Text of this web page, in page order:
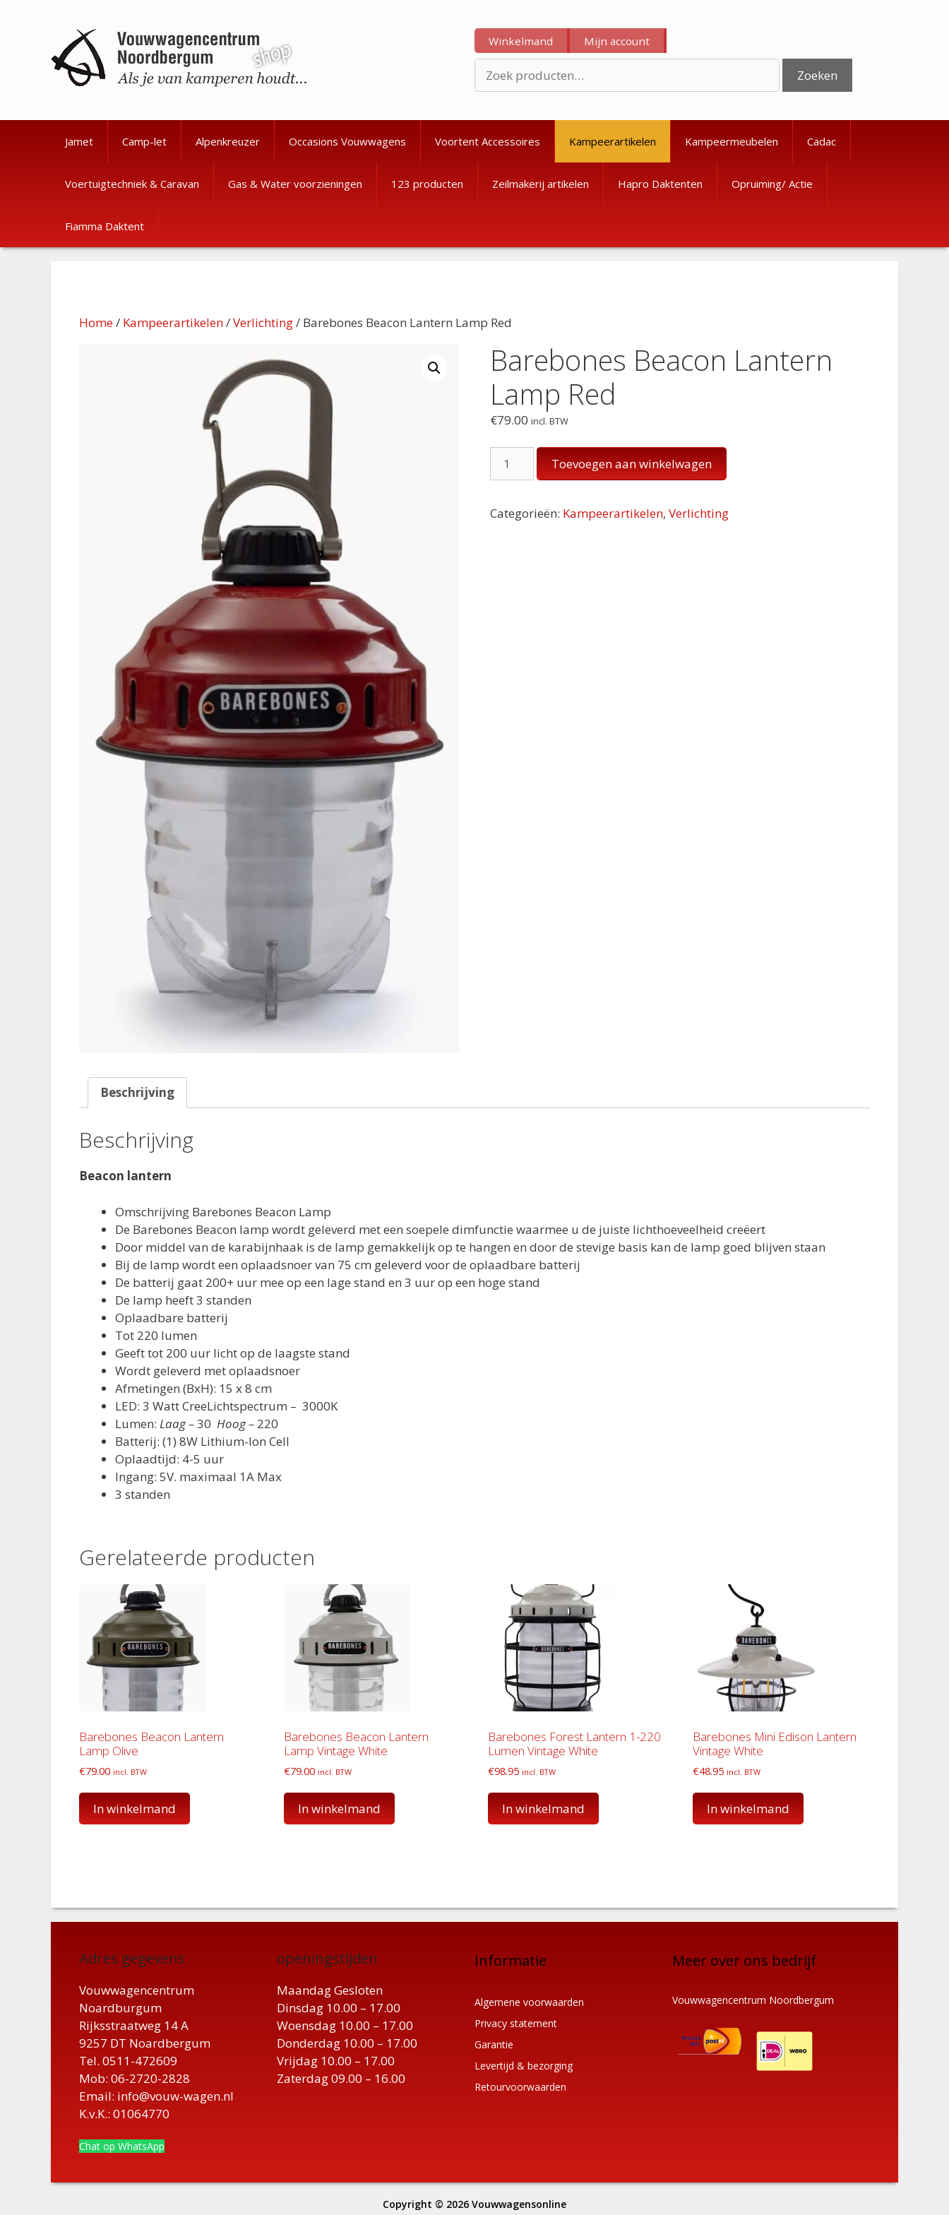
Winkelmand Mijn account
naar:
Zoeken
Jamet Camp-let Alpenkreuzer Occasions Vouwwagens Voortent Accessoires Kampeerartikelen Kampeermeubelen Cadac
Voertuigtechniek & Caravan Gas & Water voorzieningen 123 producten Zeilmakerij artikelen Hapro Daktenten Opruiming/ Actie
Fiamma Daktent
Home/ Kampeerartikelen/Verlichting/ Barebones Beacon Lantern Lamp Red
Barebones Beacon Lantern
Lamp Red
€79.00 incl. BTW
Barebones
Beacon
Lamp
Toevoegen aan winkelwagen
Categorieën: Kampeerartikelen,Verlichting
Beschrijving
Beschrijving
Beacon lantern
Omschrijving Barebones Beacon Lamp
De Barebones Beacon lamp wordt geleverd met een soepele dimfunctie waarmee u de juiste lichthoeveelheid creëert
Door middel van de karabijnhaak is de lamp gemakkelijk op te hangen en door de stevige basis kan de lamp goed blijven staan
Bij de lamp wordt een oplaadsnoer van 75 cm geleverd voor de oplaadbare batterij
De batterij gaat 200+ uur mee op een lage stand en 3 uur op een hoge stand
De lamp heeft 3 standen
Oplaadbare batterij
Tot 220 lumen
Geeft tot 200 uur licht op de laagste stand
Wordt geleverd met oplaadsnoer
Afmetingen (BxH): 15 x 8 cm
LED: 3 Watt CreeLichtspectrum – 3000K
Lumen: Laag –30 Hoog – 220
Batterij: (1) 8W Lithium-Ion Cell
Oplaadtijd: 4-5 uur
Ingang: 5V. maximaal 1A Max
3 standen
Gerelateerde producten
Barebones Beacon Lantern
Lamp Olive
€79.00 incl. BTW
In winkelmand
Barebones Beacon Lantern
Lamp Vintage White
€79.00 incl. BTW
In winkelmand
Barebones Forest Lantern 1-220
Lumen Vintage White
€98.95 incl. BTW
In winkelmand
Barebones Mini Edison Lantern
Vintage White
€48.95 incl. BTW
In winkelmand
Adres gegevens
Vouwwagencentrum
Noardburgum
Rijksstraatweg 14 A
9257 DT Noardbergum
Tel. 0511-472609
Mob: 06-2720-2828
Email: info@vouw-wagen.nl
K.v.K.: 01064770
Chat op WhatsApp
openingstijden
Maandag Gesloten
Dinsdag 10.00 – 17.00
Woensdag 10.00 – 17.00
Donderdag 10.00 – 17.00
Vrijdag 10.00 – 17.00
Zaterdag 09.00 – 16.00
Informatie
Algemene voorwaarden
Privacy statement
Garantie
Levertijd & bezorging
Retourvoorwaarden
Meer over ons bedrijf
Vouwwagencentrum Noordbergum
Copyright © 2026 Vouwwagensonline